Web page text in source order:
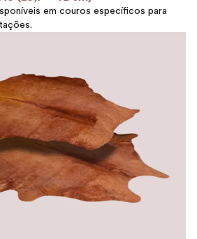
em couros específicos para